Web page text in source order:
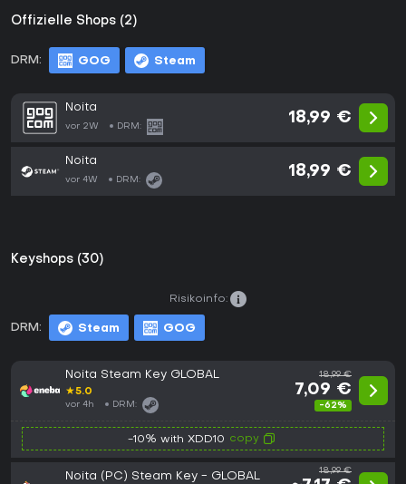
Offizielle Shops (2)
DRM: GOG Steam
Noita
vor 2W DRM:
18,99 €
Noita
vor 4W DRM:
18,99 €
Keyshops (30)
DRM: Steam GOG
Risikoinfo:
Noita Steam Key GLOBAL
★5.0
vor 4h DRM:
18,99 €
7,09 €
-62%
-10% with XDD10 copy
Noita (PC) Steam Key - GLOBAL 18,99 €